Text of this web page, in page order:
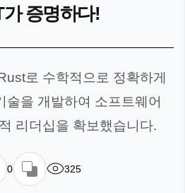
증명하다!
로 수학적으로 정확하게
술을 개발하여 소프트웨어
리더십을 확보했습니다.
0 325